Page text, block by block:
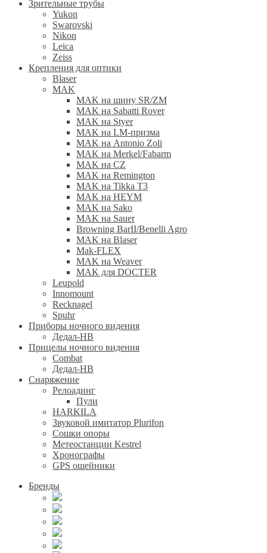
Зрительные трубы
Yukon
Swarovski
Nikon
Leica
Zeiss
Крепления для оптики
Blaser
MAK
MAK на шину SR/ZM
MAK на Sabatti Rover
MAK на Styer
MAK на LM-призма
MAK на Antonio Zoli
MAK на Merkel/Fabarm
MAK на CZ
MAK на Remington
MAK на Tikka T3
MAK на HEYM
MAK на Sako
MAK на Sauer
Browning BarII/Benelli Agro
MAK на Blaser
Mak-FLEX
MAK на Weaver
MAK для DOCTER
Leupold
Innomount
Recknagel
Spuhr
Приборы ночного видения
Дедал-НВ
Прицелы ночного видения
Combat
Дедал-НВ
Снаряжение
Релоадинг
Пули
HARKILA
Звуковой имитатор Plurifon
Сошки опоры
Метеостанции Kestrel
Хронографы
GPS ошейники
Бренды